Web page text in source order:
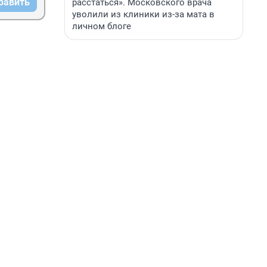
расстаться». Московского врача
уволили из клиники из-за мата в
личном блоге